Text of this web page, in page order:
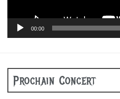
00:00
Prochain Concert